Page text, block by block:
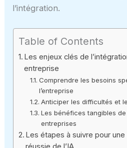
l’intégration.
Table of Contents
Les enjeux clés de
entreprise
Comprendre les besoins
l’entreprise
Anticiper les difficultés et
Les bénéfices tangibles de
entreprises
Les étapes à suivre pour